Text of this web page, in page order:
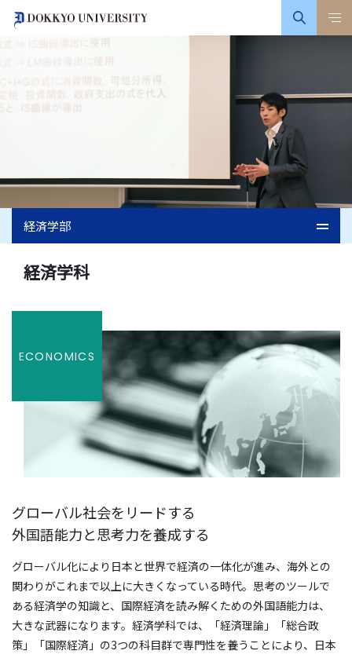
経済学部
経済学科
ECONOMICS
グローバル社会をリードする
外国語能力と思考力を養成する
グローバル化により日本と世界で経済の一体化が進み、海外との
関わりがこれまで以上に大きくなっている時代。思考のツールで
ある経済学の知識と、国際経済を読み解くための外国語能力は、
大きな武器になります。経済学科では、「経済理論」「総合政
策」「国際経済」の3つの科目群で専門性を養うことにより、日本